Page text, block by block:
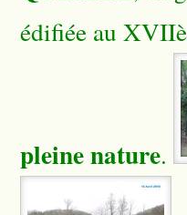
édifiée au
pleine nature.